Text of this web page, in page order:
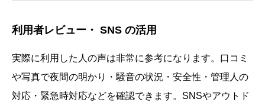
利用者レビュー・ SNS の活用
実際に利用した人の声は非常に参考になります。口コミ
や写真で夜間の明かり・騒音の状況・安全性・管理人の
対応・緊急時対応などを確認できます。SNSやアウトド